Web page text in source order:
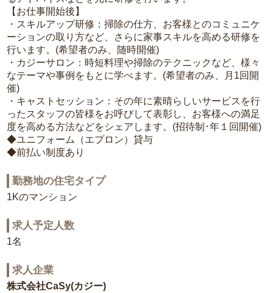
【お仕事開始後】
・スキルアップ研修：掃除の仕方、お客様とのコミュニケ
ーションの取り方など、さらに家事スキルを高める研修を
行います。(希望者のみ、随時開催)
・カジーサロン：時短料理や掃除のテクニックなど、様々
なテーマや事例をもとに学べます。(希望者のみ、月1回開
催)
・キャストセッション：その年に素晴らしいサービスを行
ったスタッフの皆様をお呼びして表彰し、お客様への満足
度を高める方法などをシェアします。(招待制･年１回開催)
◆ユニフォーム（エプロン）貸与
◆前払い制度あり
勤務地の住宅タイプ
1Kのマンション
求人予定人数
1名
求人企業
株式会社CaSy(カジー)